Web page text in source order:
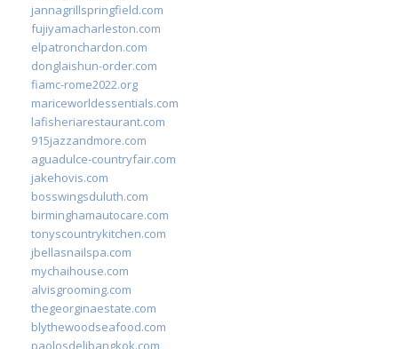
jannagrillspringfield.com
fujiyamacharleston.com
elpatronchardon.com
donglaishun-order.com
fiamc-rome2022.org
mariceworldessentials.com
lafisheriarestaurant.com
915jazzandmore.com
aguadulce-countryfair.com
jakehovis.com
bosswingsduluth.com
birminghamautocare.com
tonyscountrykitchen.com
jbellasnailspa.com
mychaihouse.com
alvisgrooming.com
thegeorginaestate.com
blythewoodseafood.com
paolosdelibangkok.com